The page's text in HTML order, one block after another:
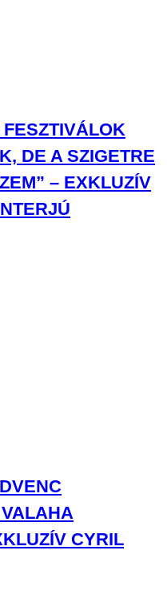
DE A SZIGETRE
– EXKLUZÍV
CYRIL